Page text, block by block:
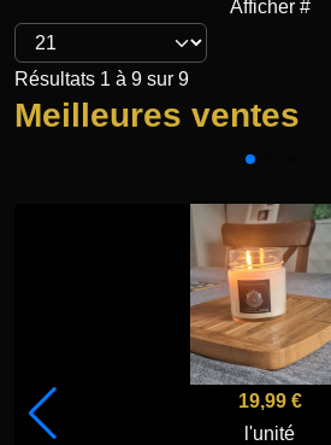
Afficher #
Résultats 1 à 9 sur 9
Meilleures ventes
15,00 €
l'unité